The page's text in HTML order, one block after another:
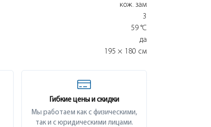
кож. зам
3
59 °C
да
195 × 180 см
Гибкие цены и скидки
Мы работаем как с физическими,
так и с юридическими лицами.